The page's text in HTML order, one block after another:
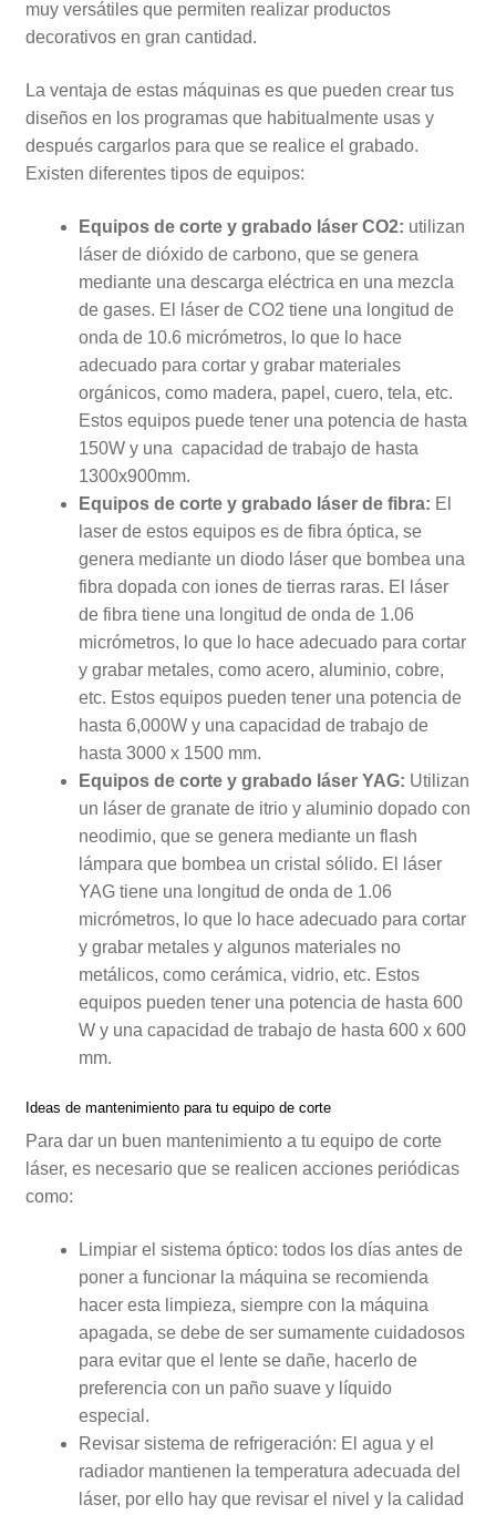
muy versátiles que permiten realizar productos
decorativos en gran cantidad.
La ventaja de estas máquinas es que pueden crear tus
diseños en los programas que habitualmente usas y
después cargarlos para que se realice el grabado.
Existen diferentes tipos de equipos:
Equipos de corte y grabado láser CO2: utilizan
láser de dióxido de carbono, que se genera
mediante una descarga eléctrica en una mezcla
de gases. El láser de CO2 tiene una longitud de
onda de 10.6 micrómetros, lo que lo hace
adecuado para cortar y grabar materiales
orgánicos, como madera, papel, cuero, tela, etc.
Estos equipos puede tener una potencia de hasta
150W y una capacidad de trabajo de hasta
1300x900mm.
Equipos de corte y grabado láser de fibra: El
laser de estos equipos es de fibra óptica, se
genera mediante un diodo láser que bombea una
fibra dopada con iones de tierras raras. El láser
de fibra tiene una longitud de onda de 1.06
micrómetros, lo que lo hace adecuado para cortar
y grabar metales, como acero, aluminio, cobre,
etc. Estos equipos pueden tener una potencia de
hasta 6,000W y una capacidad de trabajo de
hasta 3000 x 1500 mm.
Equipos de corte y grabado láser YAG: Utilizan
un láser de granate de itrio y aluminio dopado con
neodimio, que se genera mediante un flash
lámpara que bombea un cristal sólido. El láser
YAG tiene una longitud de onda de 1.06
micrómetros, lo que lo hace adecuado para cortar
y grabar metales y algunos materiales no
metálicos, como cerámica, vidrio, etc. Estos
equipos pueden tener una potencia de hasta 600
W y una capacidad de trabajo de hasta 600 x 600
mm.
Ideas de mantenimiento para tu equipo de corte
Para dar un buen mantenimiento a tu equipo de corte
láser, es necesario que se realicen acciones periódicas
como:
Limpiar el sistema óptico: todos los días antes de
poner a funcionar la máquina se recomienda
hacer esta limpieza, siempre con la máquina
apagada, se debe de ser sumamente cuidadosos
para evitar que el lente se dañe, hacerlo de
preferencia con un paño suave y líquido
especial.
Revisar sistema de refrigeración: El agua y el
radiador mantienen la temperatura adecuada del
láser, por ello hay que revisar el nivel y la calidad